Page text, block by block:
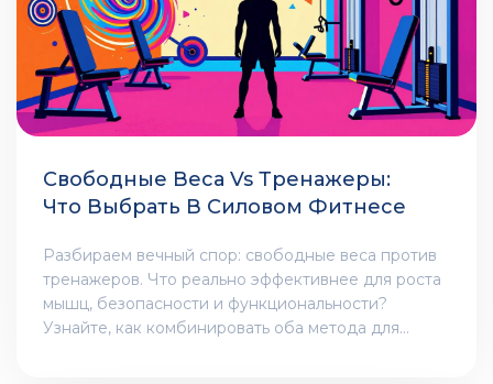
Свободные Веса Vs Тренажеры:
Что Выбрать В Силовом Фитнесе
Разбираем вечный спор: свободные веса против
тренажеров. Что реально эффективнее для роста
мышц, безопасности и функциональности?
Узнайте, как комбинировать оба метода для